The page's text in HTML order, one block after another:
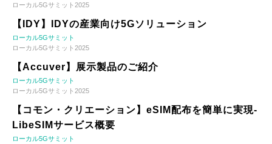
ローカル5Gサミット2025
【IDY】IDYの産業向け5Gソリューション
ローカル5Gサミット
ローカル5Gサミット2025
【Accuver】展示製品のご紹介
ローカル5Gサミット
ローカル5Gサミット2025
【コモン・クリエーション】eSIM配布を簡単に実現-
LibeSIMサービス概要
ローカル5Gサミット